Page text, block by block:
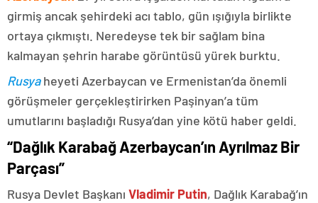
girmiş ancak şehirdeki acı tablo, gün ışığıyla birlikte
ortaya çıkmıştı. Neredeyse tek bir sağlam bina
kalmayan şehrin harabe görüntüsü yürek burktu.
Rusyaheyeti Azerbaycan ve Ermenistan’da önemli
görüşmeler gerçekleştirirken Paşinyan’a tüm
umutlarını başladığı Rusya’dan yine kötü haber geldi.
“Dağlık Karabağ Azerbaycan’ın Ayrılmaz Bir
Parçası”
Rusya Devlet Başkanı Vladimir Putin, Dağlık Karabağ’ın